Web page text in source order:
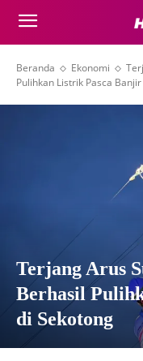
Beranda Ekonomi
Pulihkan Listrik Pasca
Terjang Arus
Berhasil
di Sekotong